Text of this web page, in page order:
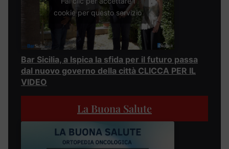
cookie per questo servizio
Bar Sicilia, a Ispica la sfida per il futuro passa
dal nuovo governo della città CLICCA PER IL
VIDEO
La Buona Salute